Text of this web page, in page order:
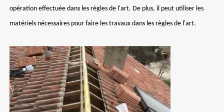
opération effectuée dans les règles de l'art. De plus, il peut utiliser les
matériels nécessaires pour faire les travaux dans les règles de l'art.